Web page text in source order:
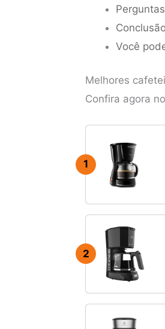
Você
Melhores
Confira agora
1
2